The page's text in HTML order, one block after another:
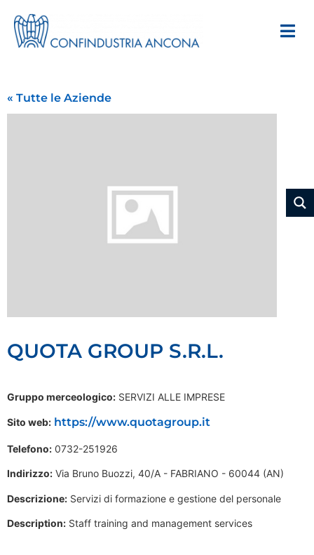
« Tutte le Aziende
QUOTA GROUP S.R.L.
Gruppo merceologico: SERVIZI ALLE IMPRESE
Sito web: https://www.quotagroup.it
Telefono: 0732-251926
Indirizzo: Via Bruno Buozzi, 40/A - FABRIANO - 60044 (AN)
Descrizione: Servizi di formazione e gestione del personale
Description: Staff training and management services